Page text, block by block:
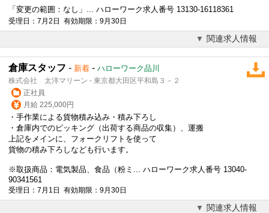
「変更の範囲：なし」... ハローワーク求人番号 13130-16118361
受理日：7月2日 有効期限：9月30日
関連求人情報
倉庫スタッフ - 新着 - ハローワーク品川
株式会社 太洋マリーン - 東京都大田区平和島３－２
正社員
月給 225,000円
・手作業による貨物積み込み・積み下ろし
・倉庫内でのピッキング（出荷する商品の収集）、運搬
上記をメインに、フォークリフトを使って
貨物の積み下ろしなども行います。
※取扱商品：電気製品、食品（粉ミ... ハローワーク求人番号 13040-
90341561
受理日：7月1日 有効期限：9月30日
関連求人情報